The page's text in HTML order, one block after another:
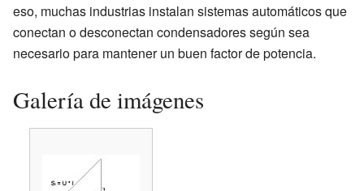
eso, muchas industrias instalan sistemas automáticos que
conectan o desconectan condensadores según sea
necesario para mantener un buen factor de potencia.
Galería de imágenes